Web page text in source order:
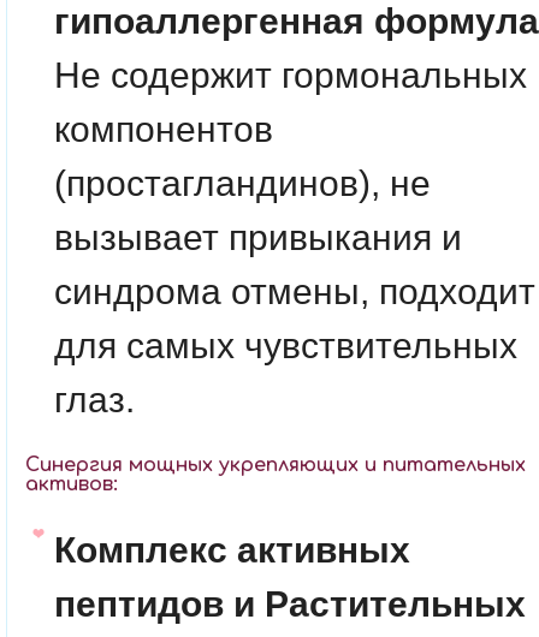
гипоаллергенная
Не содержит гормональных
компонентов
(простагландинов), не
вызывает привыкания и
синдрома отмены, подходит
для самых чувствительных
глаз.
Синергия мощных укрепляющих и питательных
активов:
Комплекс активных
пептидов и Растительных